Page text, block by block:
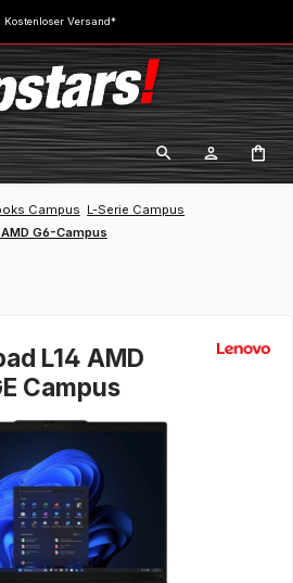
Kostenloser Versand*
Campus L-Serie Campus
AMD G6-Campus
L14 AMD
Campus